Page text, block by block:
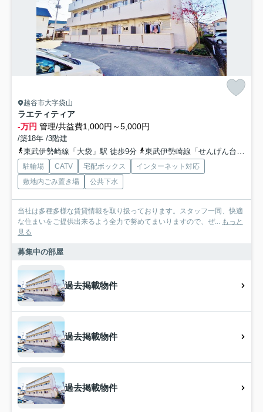
越谷市大字袋山
ラエティティア
-万円 管理/共益費1,000円～5,000円
/築18年 /3階建
東武伊勢崎線「大袋」駅 徒歩9分
東武伊勢崎線「せんげん台」駅 徒歩23分
駐輪場 CATV 宅配ボックス
インターネット対応
敷地内ごみ置き場
公共下水
当社は多種多様な賃貸情報を取り扱っております。スタッフ一同、快適
な住まいをご提供出来るよう全力で努めてまいりますので、ぜ... もっと
見る
募集中の部屋
過去掲載物件
過去掲載物件
過去掲載物件